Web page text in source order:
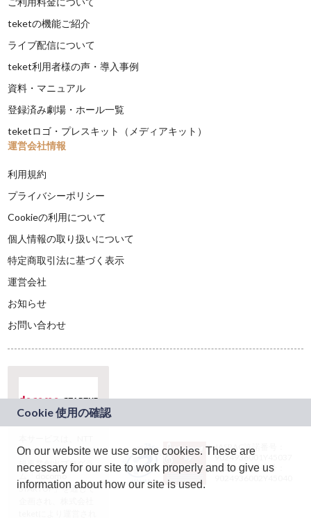
teketの機能ご紹介
ライブ配信について
teket利用者様の声・導入事例
資料・マニュアル
登録済み劇場・ホール一覧
teketロゴ・プレスキット（メディアキット）
運営会社情報
利用規約
プライバシーポリシー
Cookieの利用について
個人情報の取り扱いについて
特定商取引法に基づく表示
運営会社
お知らせ
お問い合わせ
ドコモグループの新
規事業創出プログラ
ム「docomo
STARTUP」を通じて
JASRAC許諾番号：
9024936001Y45037
JASRAC許諾番号：
On our website we use some cookies. These are
necessary for our site to work properly and to give us
information about how our site is used.